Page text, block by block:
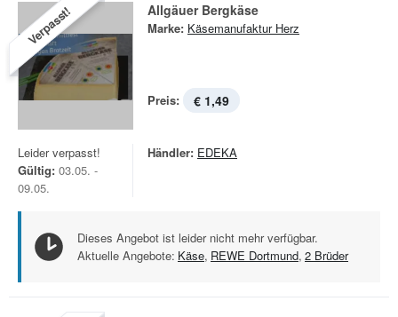
Verpasst! Allgäuer Bergkäse
Marke: Käsemanufaktur Herz
Preis: € 1,49
Leider verpasst!
Gültig: 03.05. -
09.05.
Händler: EDEKA
Dieses Angebot ist leider nicht mehr verfügbar.
Aktuelle Angebote: Käse, REWE Dortmund, 2 Brüder